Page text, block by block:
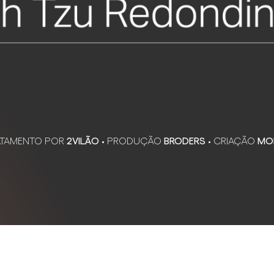
POR 2VILÃO • PRODUÇÃO BRODERS • CRIAÇÃO